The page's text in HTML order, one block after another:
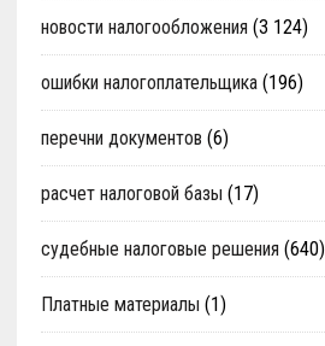
новости налогообложения (3 124)
ошибки налогоплательщика(196)
перечни документов (6)
расчет налоговой базы (17)
судебные налоговые решения (640)
Платные материалы (1)